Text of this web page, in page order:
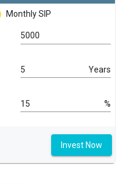
Monthly SIP
Years
%
Invest Now